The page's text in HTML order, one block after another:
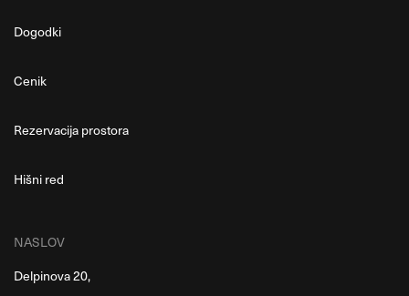
Dogodki
Cenik
Rezervacija prostora
Hišni red
NASLOV
Delpinova 20,